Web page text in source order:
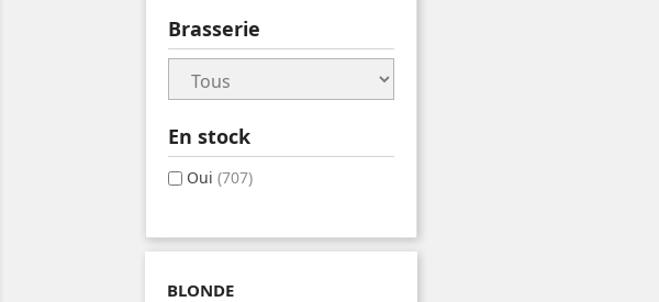
Brasserie
En stock
Oui (707)
BLONDE